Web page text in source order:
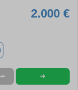
2.000 €
➦ ➜